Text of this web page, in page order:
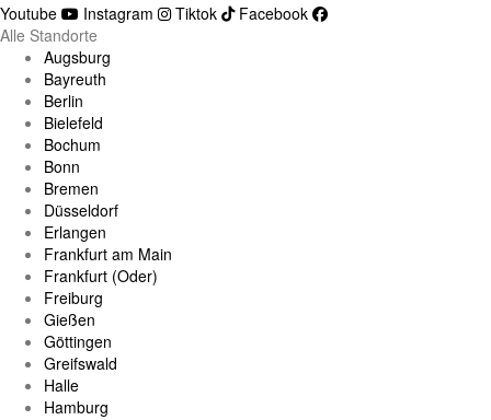
Youtube
Instagram Tiktok
Facebook
Alle Standorte
Augsburg
Bayreuth
Berlin
Bielefeld
Bochum
Bonn
Bremen
Düsseldorf
Erlangen
Frankfurt am Main
Frankfurt (Oder)
Freiburg
Gießen
Göttingen
Greifswald
Halle
Hamburg